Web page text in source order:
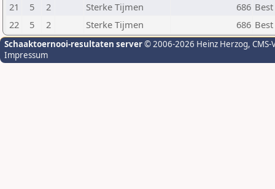
21
5 2 Sterke Tijmen 686
22
5 2 Sterke Tijmen 686
Schaaktoernooi-resultaten server© 2006-2026 Heinz Herzog,
Impressum